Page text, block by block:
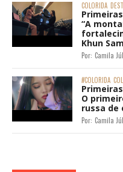
COLORIDA
“A
Khun
Por: Camila
#COLORIDA
O
russa de
Por: Camila